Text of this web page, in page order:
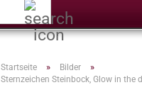
Startseite » Bilder »
Sternzeichen Steinbock, Glow in the